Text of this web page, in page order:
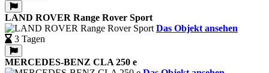
LAND ROVER Range Rover Sport
Das Objekt ansehen
3 Tagen
MERCEDES-BENZ CLA 250 e